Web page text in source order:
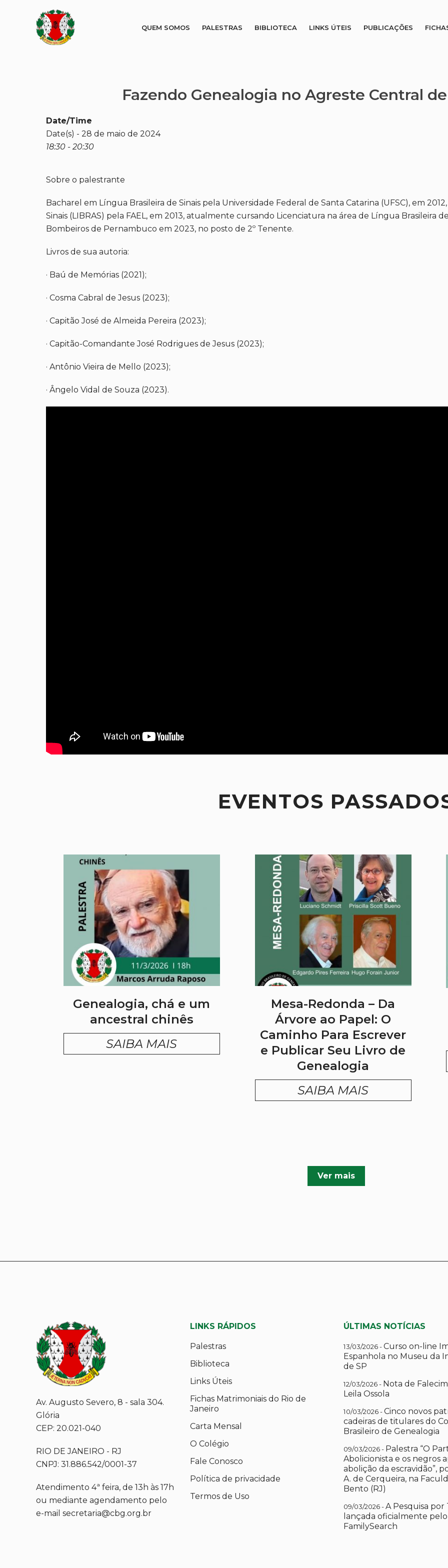
QUEM SOMOS PALESTRAS BIBLIOTECA LINKS ÚTEIS PUBLICAÇÕES
Fazendo Genealogia no Agreste Central
Date/Time
Date(s) - 28 de maio de 2024
18:30 - 20:30
Sobre o palestrante
Bacharel em Língua Brasileira de Sinais pela Universidade Federal de Santa Catarina (UFSC), em
Sinais (LIBRAS) pela FAEL, em 2013, atualmente cursando Licenciatura na área de Língua Brasileira
Bombeiros de Pernambuco em 2023, no posto de 2º Tenente.
Livros de sua autoria:
· Baú de Memórias (2021);
· Cosma Cabral de Jesus (2023);
· Capitão José de Almeida Pereira (2023);
· Capitão-Comandante José Rodrigues de Jesus (2023);
· Antônio Vieira de Mello (2023);
· Ângelo Vidal de Souza (2023).
EVENTOS
Genealogia, chá e um
ancestral chinês
SAIBA MAIS
Mesa-Redonda – Da
Árvore ao Papel: O
Caminho Para Escrever
e Publicar Seu Livro de
Genealogia
SAIBA MAIS
Ver mais
Av. Augusto Severo, 8 - sala 304.
Glória
CEP: 20.021-040
RIO DE JANEIRO - RJ
CNPJ: 31.886.542/0001-37
Atendimento 4ª feira, de 13h às 17h
ou mediante agendamento pelo
e-mail secretaria@cbg.org.br
LINKS RÁPIDOS
Palestras
Biblioteca
Links Úteis
Fichas Matrimoniais do Rio de
Janeiro
Carta Mensal
O Colégio
Fale Conosco
Política de privacidade
Termos de Uso
ÚLTIMAS NOTÍCIAS
13/03/2026 -Curso on-line
Espanhola no Museu da
de SP
12/03/2026 - Nota de
Leila Ossola
10/03/2026 -Cinco novos
cadeiras de titulares do
Brasileiro de Genealogia
09/03/2026 - Palestra “O
Abolicionista e os negros
abolição da escravidão”,
A. de Cerqueira, na
Bento (RJ)
09/03/2026 -A Pesquisa por
lançada oficialmente pelo
FamilySearch